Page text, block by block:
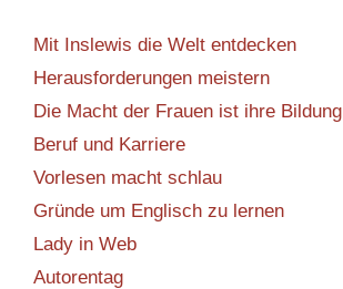
Mit Inslewis die Welt entdecken
Herausforderungen meistern
Die Macht der Frauen ist ihre Bildung
Beruf und Karriere
Vorlesen macht schlau
Gründe um Englisch zu lernen
Lady in Web
Autorentag